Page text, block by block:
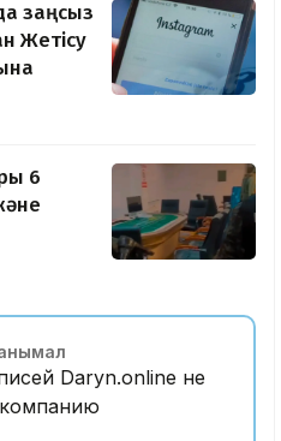
заңсыз
Жетісу
6
Daryn.online не